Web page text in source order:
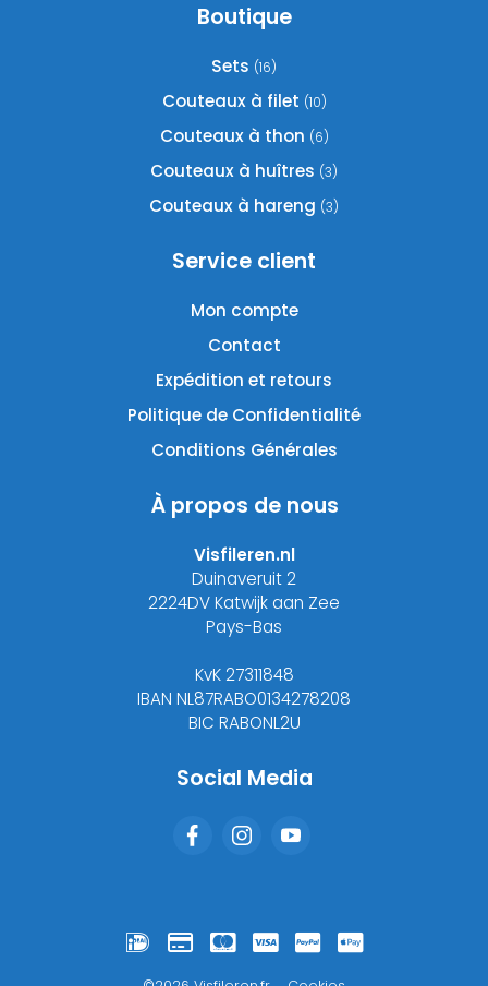
Boutique
Sets (16)
Couteaux à filet (10)
Couteaux à thon (6)
Couteaux à huîtres (3)
Couteaux à hareng (3)
Service client
Mon compte
Contact
Expédition et retours
Politique de Confidentialité
Conditions Générales
À propos de nous
Visfileren.nl
Duinaveruit 2
2224DV Katwijk aan Zee
Pays-Bas
KvK 27311848
IBAN NL87RABO0134278208
BIC RABONL2U
Social Media